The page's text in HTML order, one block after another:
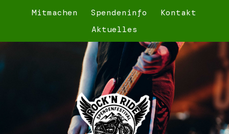
Mitmachen Spendeninfo
Kontakt
Aktuelles